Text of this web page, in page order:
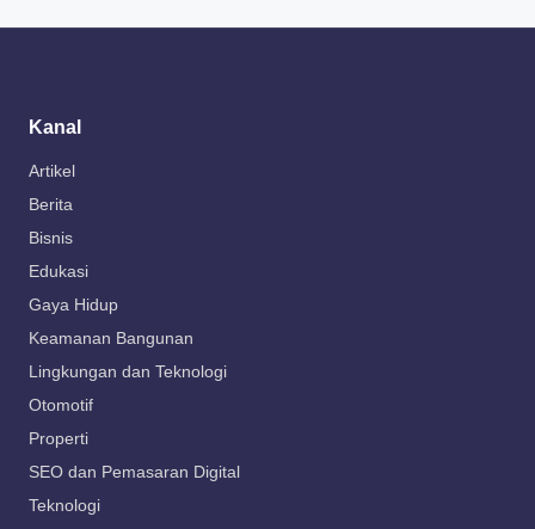
Kanal
Artikel
Berita
Bisnis
Edukasi
Gaya Hidup
Keamanan Bangunan
Lingkungan dan Teknologi
Otomotif
Properti
SEO dan Pemasaran Digital
Teknologi